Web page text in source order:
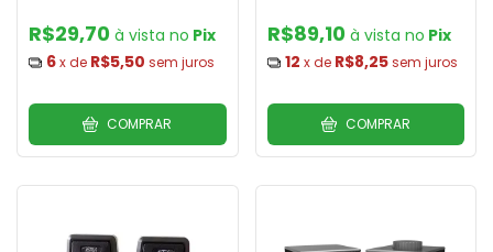
R$29,70
Pix
6x de R$5,50 sem juros
COMPRAR
R$89,10
Pix
12 x de R$8,25 sem juros
COMPRAR